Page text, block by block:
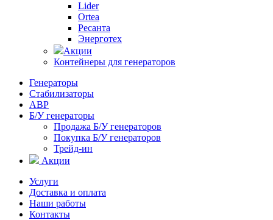
Lider
Ortea
Ресанта
Энерготех
Акции
Контейнеры для генераторов
Генераторы
Стабилизаторы
АВР
Б/У генераторы
Продажа Б/У генераторов
Покупка Б/У генераторов
Трейд-ин
Акции
Услуги
Доставка и оплата
Наши работы
Контакты